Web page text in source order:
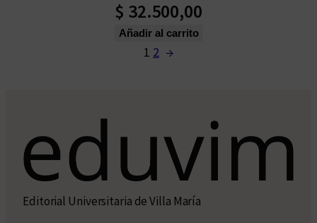
$ 32.500,00
Añadir al carrito
1 2 →
Editorial Universitaria de Villa María